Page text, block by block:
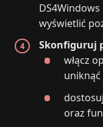
wyświetlić
Skonfiguruj
włącz
oraz